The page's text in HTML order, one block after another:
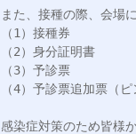
また、接種の際、会場
（1）接種券
（2）身分証明書
（3）予診票
（4）予診票追加票（ピ
感染症対策のため皆様